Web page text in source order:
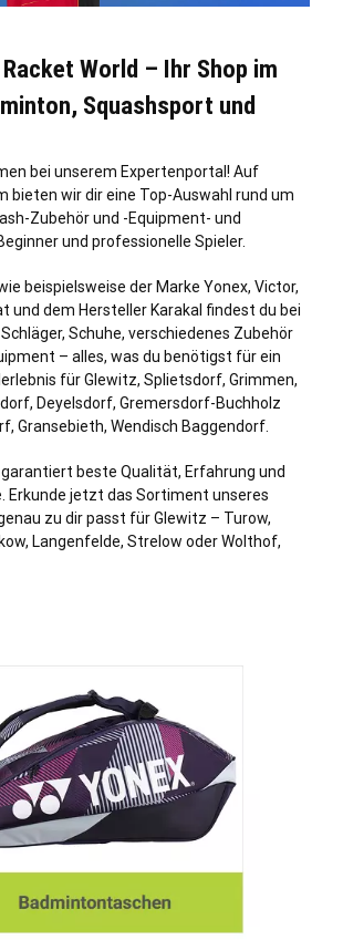
World – Ihr Shop im
Squashsport und
bei unserem Expertenportal! Auf
bieten wir dir eine Top-Auswahl rund um
Zubehör und -Equipment- und
und professionelle Spieler.
beispielsweise der Marke Yonex, Victor,
und dem Hersteller Karakal findest du bei
Schuhe, verschiedenes Zubehör
– alles, was du benötigst für ein
für Glewitz, Splietsdorf, Grimmen,
Deyelsdorf, Gremersdorf-Buchholz
Gransebieth, Wendisch Baggendorf.
beste Qualität, Erfahrung und
Erkunde jetzt das Sortiment unseres
zu dir passt für Glewitz – Turow,
Langenfelde, Strelow oder Wolthof,